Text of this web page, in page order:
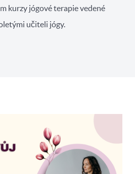
kurzy jógové terapie vedené
učiteli jógy.